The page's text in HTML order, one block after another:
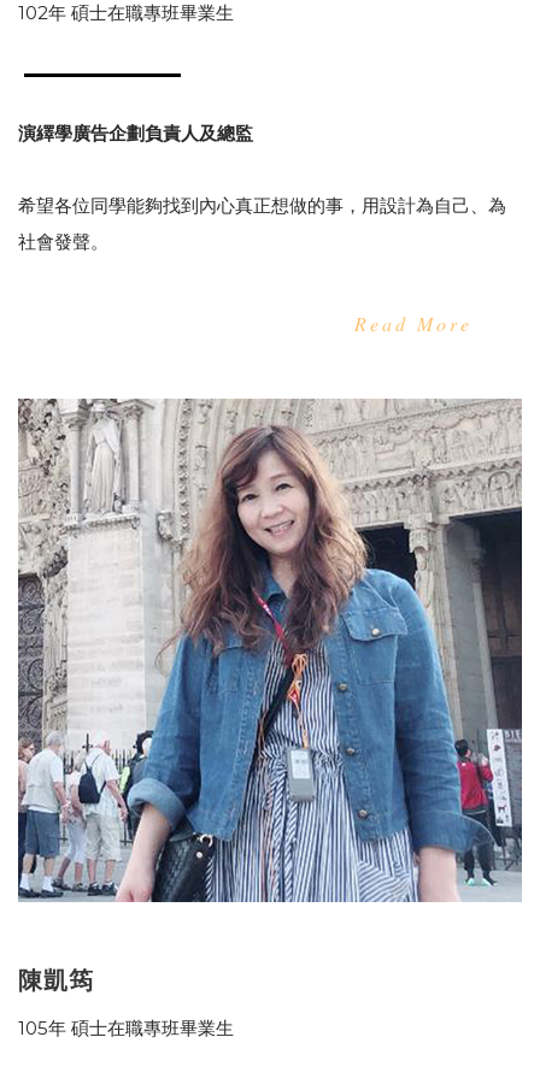
102年 碩士在職專班畢業生
演繹學廣告企劃負責人及總監
希望各位同學能夠找到內心真正想做的事，用設計為自己、為
社會發聲。
Read More
陳凱筠
105年 碩士在職專班畢業生